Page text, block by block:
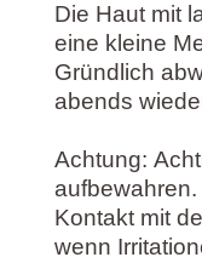
Die Haut mit
eine kleine
Gründlich
abends
Achtung:
Kontakt mit
wenn